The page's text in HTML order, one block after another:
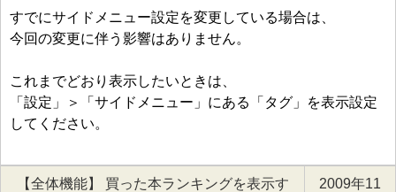
すでにサイドメニュー設定を変更している場合は、
今回の変更に伴う影響はありません。
これまでどおり表示したいときは、
「設定」＞「サイドメニュー」にある「タグ」を表示設定
してください。
【全体機能】 買った本ランキングを表示す
2009年11